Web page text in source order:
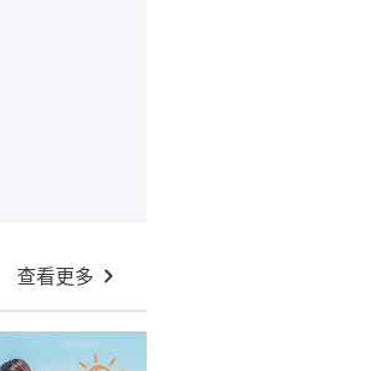
查看更多